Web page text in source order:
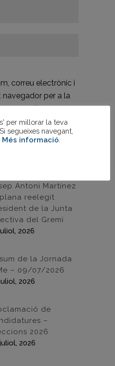
correu electrònic i
per a la
comenti.
Antoni Martínez
reelegit
de la Junta
del Gremi
2026
de la Jornada
– 09/07/2026
2026
de
–
2026
2026
per millorar la teva
segueixes navegant,
Més informació